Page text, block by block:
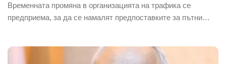
Временната промяна в организацията на трафика се
предприема, за да се намалят предпоставките за пътни…